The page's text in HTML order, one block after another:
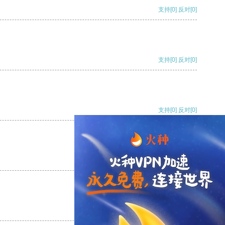
支持[0] 反对[0]
支持[0] 反对[0]
支持[0] 反对[0]
支持[0] 反对
支持